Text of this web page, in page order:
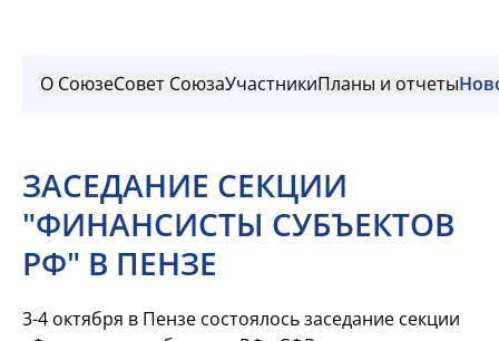
О СоюзеСовет СоюзаУчастникиПланы и отчеты
ЗАСЕДАНИЕ СЕКЦИИ
"ФИНАНСИСТЫ СУБЪЕКТОВ
РФ" В ПЕНЗЕ
3-4 октября в Пензе состоялось заседание секции